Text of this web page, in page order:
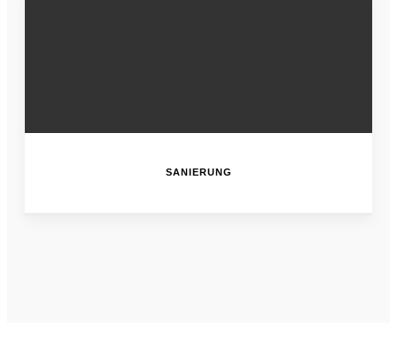
SANIERUNG